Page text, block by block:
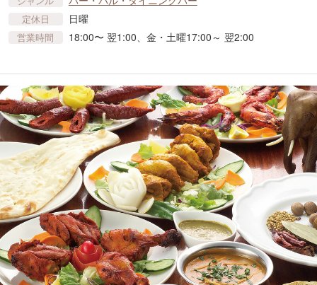
定休日 日曜
営業時間 18:00〜 翌1:00、金・土曜17:00～ 翌2:00